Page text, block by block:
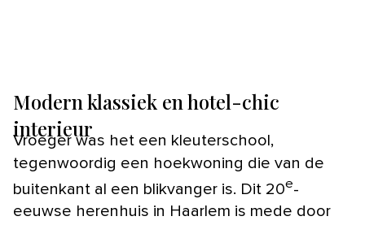
Modern klassiek en hotel-chic
interieur
Vroeger was het een kleuterschool,
tegenwoordig een hoekwoning die van de
buitenkant al een blikvanger is. Dit 20e-
eeuwse herenhuis in Haarlem is mede door